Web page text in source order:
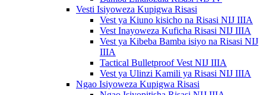
Vesti Isiyoweza Kupigwa Risasi
Vest ya Kiuno kisicho na Risasi NIJ IIIA
Vest Inayoweza Kuficha Risasi NIJ IIIA
Vest ya Kibeba Bamba isiyo na Risasi NIJ
IIIA
Tactical Bulletproof Vest NIJ IIIA
Vest ya Ulinzi Kamili ya Risasi NIJ IIIA
Ngao Isiyoweza Kupigwa Risasi